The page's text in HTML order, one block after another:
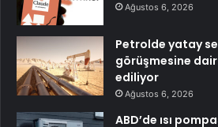
Ağustos 6, 2026
Petrolde yatay
görüşmesine
ediliyor
Ağustos 6, 2026
ABD’de ısı